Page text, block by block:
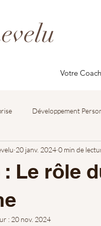
Votre Coach
Développement
Le rôle
20 janv. 2024 0 min de
: 20 nov. 2024